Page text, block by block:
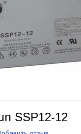
SSP12-12